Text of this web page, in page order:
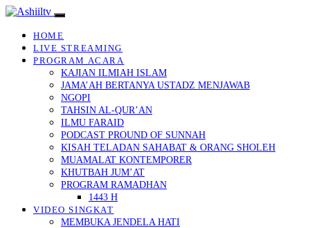
HOME
LIVE STREAMING
PROGRAM ACARA
KAJIAN ILMIAH ISLAM
JAMA’AH BERTANYA USTADZ MENJAWAB
NGOPI
TAHSIN AL-QUR’AN
ILMU FARAID
PODCAST PROUND OF SUNNAH
KISAH TELADAN SAHABAT & ORANG SHOLEH
MUAMALAT KONTEMPORER
KHUTBAH JUM’AT
PROGRAM RAMADHAN
1443 H
VIDEO SINGKAT
MEMBUKA JENDELA HATI